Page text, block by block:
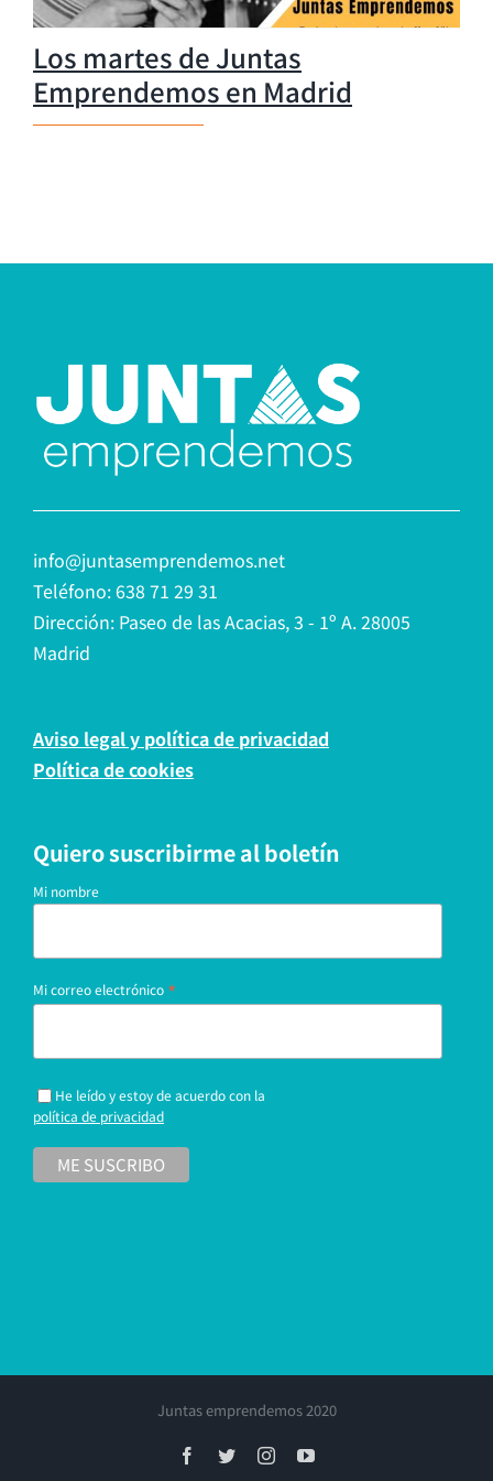
Los martes de Juntas
Emprendemos en Madrid
info@juntasemprendemos.net
Teléfono: 638 71 29 31
Dirección: Paseo de las Acacias, 3 - 1º A. 28005
Madrid
Aviso legal y política de privacidad
Política de cookies
Quiero suscribirme al boletín
Mi nombre
Mi correo electrónico *
He leído y estoy de acuerdo con la
política de privacidad
Juntas emprendemos 2020
Facebook
TwitterInstagramYouTube